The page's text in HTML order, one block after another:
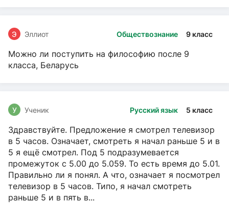
Обществознание 9 класс
Э Эллиот
Можно ли поступить на философию после 9
класса, Беларусь
Русский язык 5 класс
У Ученик
Здравствуйте. Предложение я смотрел телевизор
в 5 часов. Означает, смотреть я начал раньше 5 и в
5 я ещё смотрел. Под 5 подразумевается
промежуток с 5.00 до 5.059. То есть время до 5.01.
Правильно ли я понял. А что, означает я посмотрел
телевизор в 5 часов. Типо, я начал смотреть
раньше 5 и в пять в...